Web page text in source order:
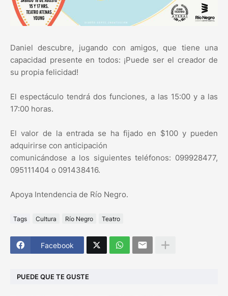
Daniel descubre, jugando con amigos, que tiene una
capacidad presente en todos: ¡Puede ser el creador de
su propia felicidad!
El espectáculo tendrá dos funciones, a las 15:00 y a las
17:00 horas.
El valor de la entrada se ha fijado en $100 y pueden
adquirirse con anticipación
comunicándose a los siguientes teléfonos: 099928477,
095111404 o 091438416.
Apoya Intendencia de Río Negro.
Tags Cultura Río Negro Teatro
Facebook
PUEDE QUE TE GUSTE